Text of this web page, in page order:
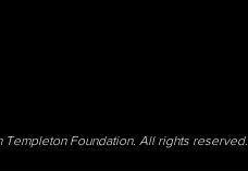
Foundation. All rights reserved.